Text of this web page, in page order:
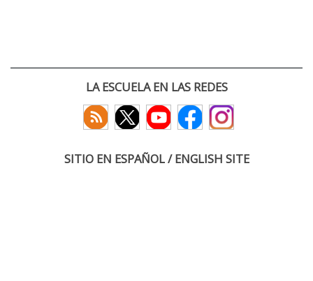
LA ESCUELA EN LAS REDES
SITIO EN ESPAÑOL / ENGLISH SITE